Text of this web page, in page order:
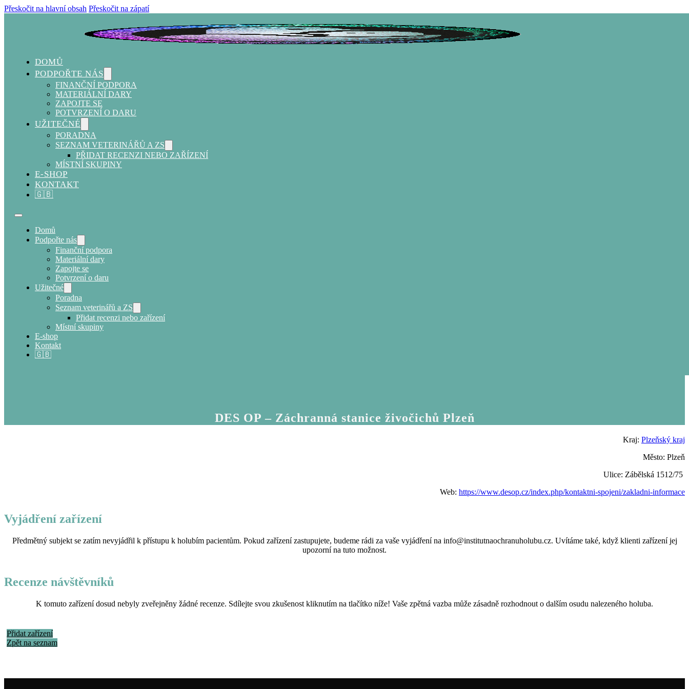
Přeskočit na hlavní obsah Přeskočit na zápatí
DOMŮ
PODPOŘTE NÁS
FINANČNÍ PODPORA
MATERIÁLNÍ DARY
ZAPOJTE SE
POTVRZENÍ O DARU
UŽITEČNÉ
PORADNA
SEZNAM VETERINÁŘŮ A ZS
PŘIDAT RECENZI NEBO ZAŘÍZENÍ
MÍSTNÍ SKUPINY
E-SHOP
KONTAKT
🇬🇧
Domů
Podpořte nás
Finanční podpora
Materiální dary
Zapojte se
Potvrzení o daru
Užitečné
Poradna
Seznam veterinářů a ZS
Přidat recenzi nebo zařízení
Místní skupiny
E-shop
Kontakt
🇬🇧
DES OP – Záchranná stanice živočichů Plzeň
Kraj: Plzeňský kraj
Město: Plzeň
Ulice: Zábělská 1512/75
Web: https://www.desop.cz/index.php/kontaktni-spojeni/zakladni-informace
Vyjádření zařízení
Předmětný subjekt se zatím nevyjádřil k přístupu k holubím pacientům. Pokud zařízení zastupujete, budeme rádi za vaše vyjádření na info@institutnaochranuholubu.cz. Uvítáme také, když klienti zařízení jej
upozorní na tuto možnost.
Recenze návštěvníků
K tomuto zařízení dosud nebyly zveřejněny žádné recenze. Sdílejte svou zkušenost kliknutím na tlačítko níže! Vaše zpětná vazba může zásadně rozhodnout o dalším osudu nalezeného holuba.
Přidat zařízení
Zpět na seznam